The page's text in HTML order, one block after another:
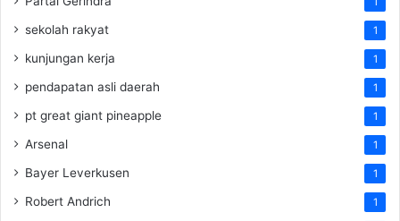
sekolah rakyat 1
kunjungan kerja 1
pendapatan asli daerah 1
pt great giant pineapple 1
Arsenal 1
Bayer Leverkusen 1
Robert Andrich 1